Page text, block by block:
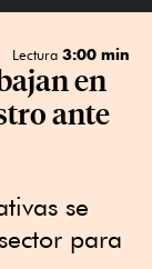
Lectura 3:00 min
en
ante
se
para